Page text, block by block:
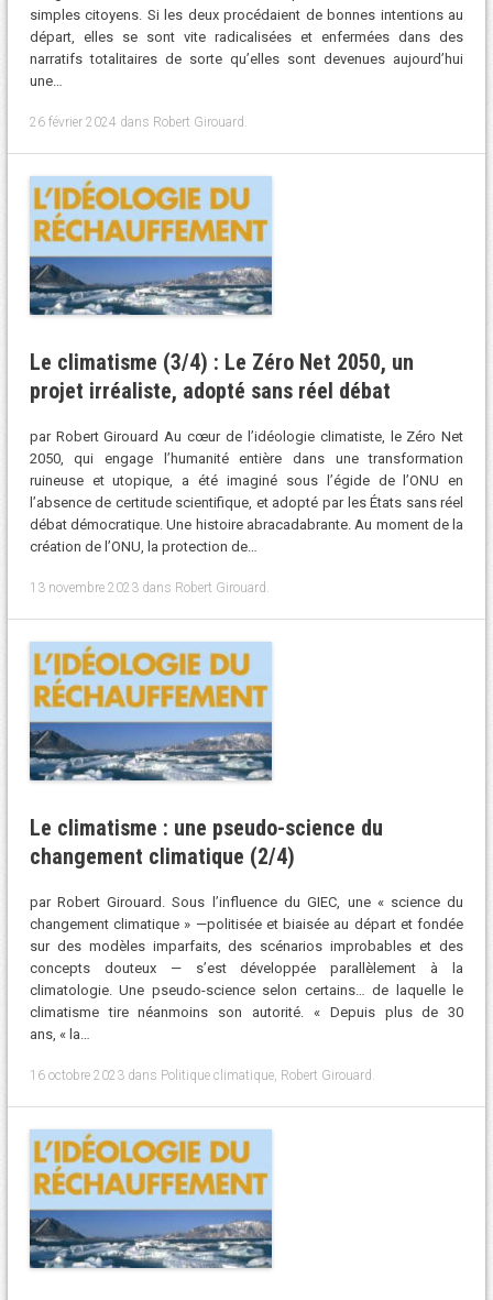
simples citoyens. Si les deux procédaient de bonnes intentions au
départ, elles se sont vite radicalisées et enfermées dans des
narratifs totalitaires de sorte qu’elles sont devenues aujourd’hui
une…
26 février 2024 dans Robert Girouard
Le climatisme (3/4) : Le Zéro Net 2050, un
projet irréaliste, adopté sans réel débat
par Robert Girouard Au cœur de l’idéologie climatiste, le Zéro Net
2050, qui engage l’humanité entière dans une transformation
ruineuse et utopique, a été imaginé sous l’égide de l’ONU en
l’absence de certitude scientifique, et adopté par les États sans réel
débat démocratique. Une histoire abracadabrante. Au moment de la
création de l’ONU, la protection de…
13 novembre 2023dans Robert Girouard
Le climatisme : une pseudo-science du
changement climatique (2/4)
par Robert Girouard. Sous l’influence du GIEC, une « science du
changement climatique » —politisée et biaisée au départ et fondée
sur des modèles imparfaits, des scénarios improbables et des
concepts douteux — s’est développée parallèlement à la
climatologie. Une pseudo-science selon certains… de laquelle le
climatisme tire néanmoins son autorité. « Depuis plus de 30
ans, « la…
16 octobre 2023dans Politique climatique, Robert Girouard